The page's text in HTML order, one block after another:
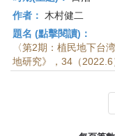
作者：
木村健二
題名 (點擊閱讀)：
〈第2期：植民地下台
地研究》，34（2022.6